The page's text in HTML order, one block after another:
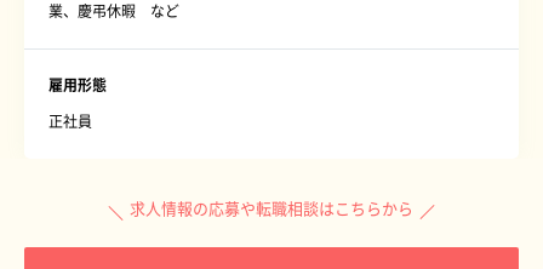
業、慶弔休暇 など
雇用形態
正社員
求人情報の応募や転職相談はこちらから